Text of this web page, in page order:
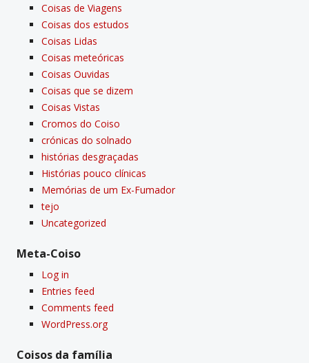
Coisas de Viagens
Coisas dos estudos
Coisas Lidas
Coisas meteóricas
Coisas Ouvidas
Coisas que se dizem
Coisas Vistas
Cromos do Coiso
crónicas do solnado
histórias desgraçadas
Histórias pouco clí­nicas
Memórias de um Ex-Fumador
tejo
Uncategorized
Meta-Coiso
Log in
Entries feed
Comments feed
WordPress.org
Coisos da famí­lia